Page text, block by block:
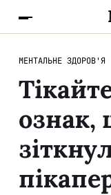
МЕНТАЛЬНЕ ЗДОРОВ'Я
ознак,